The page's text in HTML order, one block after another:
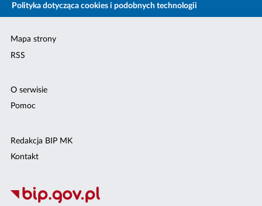
Polityka dotycząca cookies i podobnych technologii
Mapa strony
RSS
O serwisie
Pomoc
Redakcja BIP MK
Kontakt